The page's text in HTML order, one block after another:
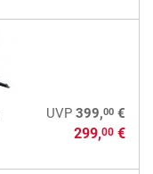
UVP 399,00€
299,00€